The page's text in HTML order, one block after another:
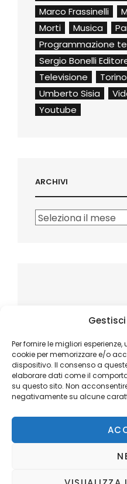
Per fornire le migliori
cookie per memorizzare e/o
dispositivo. Il consenso a
elaborare dati come il
su questo sito. Non
negativamente su alcune
Marco Frassinelli
Morti
Musica
Programmazione
Sergio Bonelli
Televisione
Umberto Sisia
Youtube
ARCHIVI
Archivi